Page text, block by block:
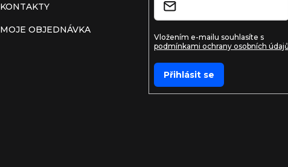
KONTAKTY
MOJE OBJEDNÁVKA
Vložením e-mailu souhlasíte s
podmínkami ochrany osobních údajů
Přihlásit se